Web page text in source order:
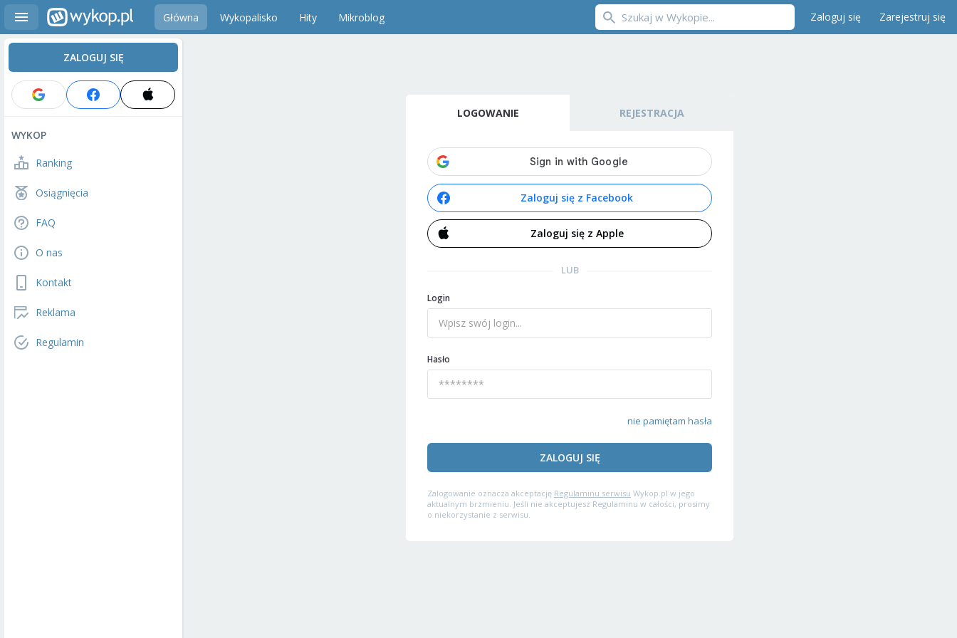
Główna Wykopalisko Hity Mikroblog Zaloguj się Zarejestruj się
ZALOGUJ SIĘ
WYKOP
Ranking
Osiągnięcia
FAQ
O nas
Kontakt
Reklama
Regulamin
LOGOWANIE REJESTRACJA
Zaloguj się z Facebook
Zaloguj się z Apple
LUB
Login
Hasło
nie pamiętam hasła
ZALOGUJ SIĘ
Zalogowanie oznacza akceptację Regulaminu serwisu Wykop.pl w jego
aktualnym brzmieniu. Jeśli nie akceptujesz Regulaminu w całości, prosimy
o niekorzystanie z serwisu.